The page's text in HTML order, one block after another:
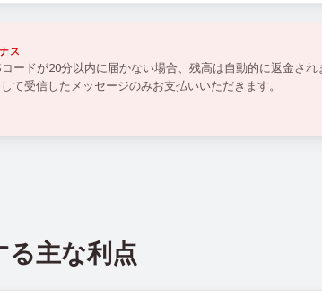
ス
ードが20分以内に届かない場合、残高は自動的に返金され
て受信したメッセージのみお支払いいただきます。
る主な利点